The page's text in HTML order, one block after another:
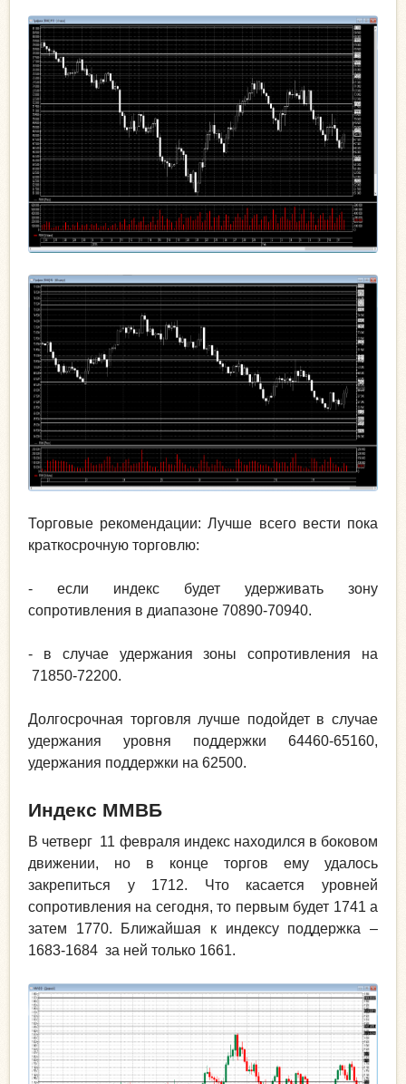
Торговые рекомендации: Лучше всего вести пока
краткосрочную торговлю:
- если индекс будет удерживать зону
сопротивления в диапазоне 70890-70940.
- в случае удержания зоны сопротивления на
71850-72200.
Долгосрочная торговля лучше подойдет в случае
удержания уровня поддержки 64460-65160,
удержания поддержки на 62500.
Индекс ММВБ
В четверг 11 февраля индекс находился в боковом
движении, но в конце торгов ему удалось
закрепиться у 1712. Что касается уровней
сопротивления на сегодня, то первым будет 1741 а
затем 1770. Ближайшая к индексу поддержка –
1683-1684 за ней только 1661.